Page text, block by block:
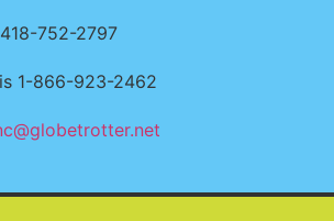
752-2797
1-866-923-2462